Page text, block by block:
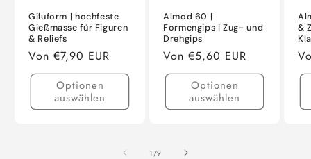
Giluform | hochfeste
Gießmasse für Figuren
& Reliefs
Normaler
Preis
Von €7,90 EUR
Optionen
auswählen
Almod 60 |
Formengips | Zug- und
Drehgips
Normaler
Preis
Von €5,60 EUR
Optionen
auswählen
&
1 /von
9